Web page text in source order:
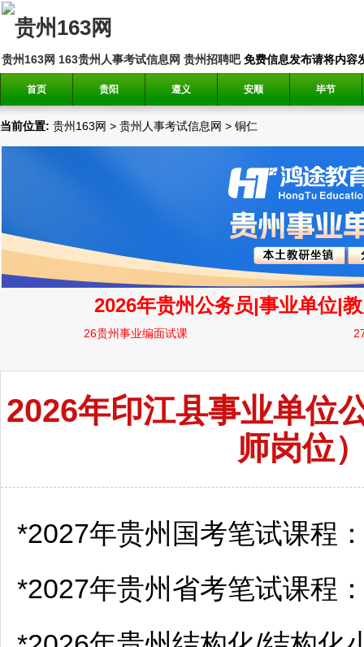
贵州163网 163贵州人事考试信息网 贵州招聘吧免费信息发布请将内容
首页 贵阳 遵义 安顺 毕节
当前位置: 贵州163网 > 贵州人事考试信息网 > 铜仁
2026年印江县事业单位
师岗位
*2027年贵州国考笔试课程
*2027年贵州省考笔试课程